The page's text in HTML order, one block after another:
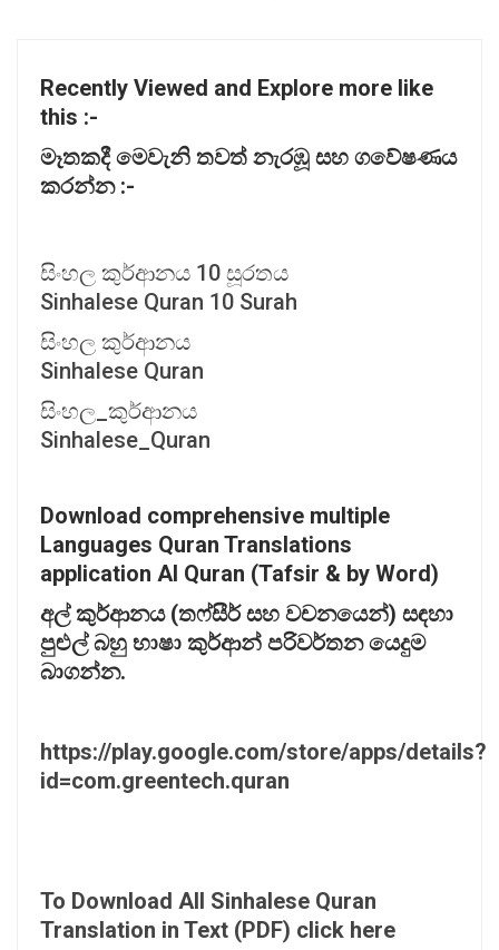
Recently Viewed and Explore more like
this :-
මෑතකදීමෙවැනි තවත් නැරඹූ සහ ගවේෂණය
කරන්න :-
සිංහල කුර්ආනය 10 සූරතය
Sinhalese Quran 10 Surah
සිංහල කුර්ආනය
Sinhalese Quran
සිංහල_කුර්ආනය
Sinhalese_Quran
Download comprehensive multiple
Languages Quran Translations
application Al Quran (Tafsir & by Word)
අල්කුර්ආනය (තෆ්සීර්සහ වචනයෙන්) සඳහා
පුළුල්බහු භාෂා කුර්ආන් පරිවර්තනයෙදුම
බාගන්න.
https://play.google.com/store/apps/details?
id=com.greentech.quran
To Download All Sinhalese Quran
Translation in Text (PDF) click here